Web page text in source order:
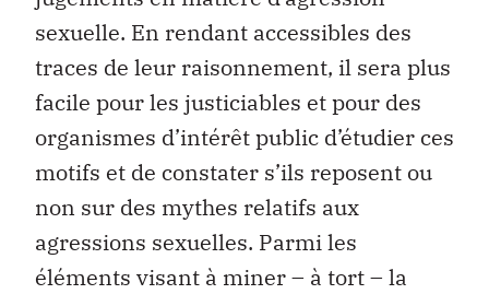
sexuelle. En rendant accessibles des
traces de leur raisonnement, il sera plus
facile pour les justiciables et pour des
organismes d’intérêt public d’étudier ces
motifs et de constater s’ils reposent ou
non sur des mythes relatifs aux
agressions sexuelles. Parmi les
éléments visant à miner – à tort – la